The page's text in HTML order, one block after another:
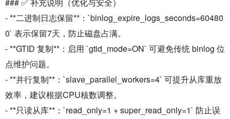
- **二进制日志保留**：`binlog_expire_logs_seconds=60480
0` 表示保留7天，防止磁盘占满。
- **GTID 复制**：启用 `gtid_mode=ON` 可避免传统 binlog 位
点维护问题。
- **并行复制**：`slave_parallel_workers=4` 可提升从库重放
效率，建议根据CPU核数调整。
- **只读从库**：`read_only=1 + super_read_only=1` 防止误